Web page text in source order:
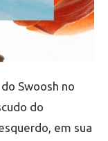
Swoosh no
do
em sua